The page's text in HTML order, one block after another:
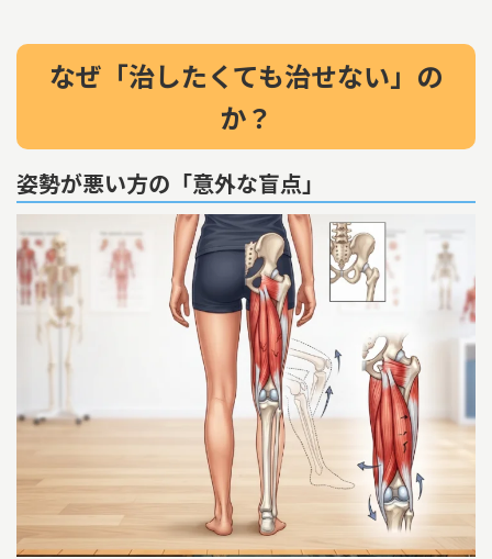
なぜ「治したくても治せない」の
か？
姿勢が悪い方の「意外な盲点」